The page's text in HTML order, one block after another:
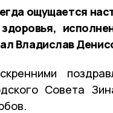
ощущается
Владислав
Совета